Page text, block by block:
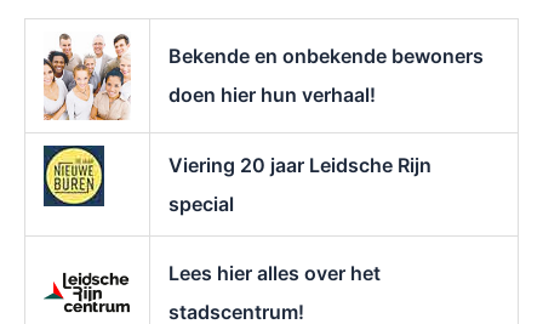
Bekende en onbekende bewoners
doen hier hun verhaal!
Viering 20 jaar Leidsche Rijn
special
Lees hier alles over het
stadscentrum!